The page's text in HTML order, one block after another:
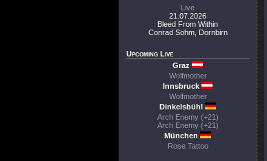
Live
21.07.2026
Bleed From Within
Conrad Sohm, Dornbirn
Upcoming Live
Graz
Wolfmother
Innsbruck
Wolfmother
Dinkelsbühl
Arch Enemy (+21)
Arch Enemy (+21)
München
Rose Tattoo